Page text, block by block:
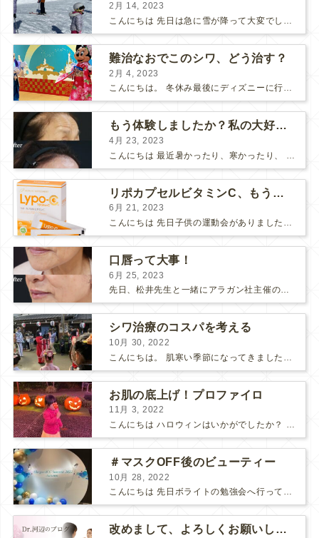
2月 14, 2023
こんにちは 先日は急に雪が降って大変でしたね。 私は次の日に参加予定だったマラソン大会が中止になりがっかり、、 子どもたちは大喜びで庭に雪だるまをつくっていました。 スキー旅行 冬が終わ...
難治なおでこのシワ、どう治す？
2月 4, 2023
こんにちは。 冬休み最後にディズニーに行ってきました♪ 2年ぶりのディズニーは色々とルールが変わってて戸惑いました。 家族分のチケットを持って必死に走ったのが懐かしい。 ミッキーとミニ...
もう体験しましたか？私の大好きな治療、ボライト！
4月 23, 2023
リポカプセルビタミンC、もう試しましたか？
6月 21, 2023
こんにちは 先日子供の運動会がありました。 今年も炎天下の中の参観となりましたが、 リポカプセルビタミンC（リポC）を朝、昼と１包ずつ飲みました。 結果は、、バッチリ！ 全く疲れ知ら...
口唇って大事！
6月 25, 2023
先日、松井先生と一緒にアラガン社主催の少人数制の"ヒアルロン酸勉強会"に参加させていただきました。 モニターさんを囲み、限られた本数のヒアルロン酸を注入するならば 優先順位はどこか？ 何故そ...
シワ治療のコスパを考える
10月 30, 2022
お肌の底上げ！プロファイロ
11月 3, 2022
こんにちは ハロウィンはいかがでしたか？ 街中で堂々とコスプレできるチャンスはなかなかないので 子どもたちはしっかり楽しみました♫ ハロウィンナイト寒かった～ 自然な美しさを...
＃マスクOFF後のビューティー
10月 28, 2022
こんにちは 先日ボライトの勉強会へ行ってきました。 美容家の方の対談もあって、 あっという間の4時間でした。 最近のトレンドとして ＃マスクOFF後のビューティー にドキッ...
改めまして、よろしくお願いします